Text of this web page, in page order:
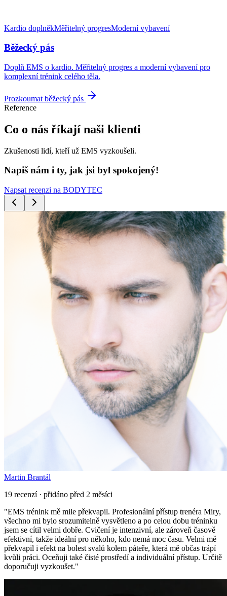
Kardio doplněkMěřitelný progresModerní vybavení
Běžecký pás
Doplň EMS o kardio. Měřitelný progres a moderní vybavení pro
komplexní trénink celého těla.
Prozkoumat běžecký pás
Reference
Co o nás říkají naši klienti
Zkušenosti lidí, kteří už EMS vyzkoušeli.
Napiš nám i ty, jak jsi byl spokojený!
Napsat recenzi na BODYTEC
Martin Brantál
19 recenzí · přidáno před 2 měsíci
"EMS trénink mě mile překvapil. Profesionální přístup trenéra Miry,
všechno mi bylo srozumitelně vysvětleno a po celou dobu tréninku
jsem se cítil velmi dobře. Cvičení je intenzivní, ale zároveň časově
efektivní, takže ideální pro někoho, kdo nemá moc času. Velmi mě
překvapil i efekt na bolest svalů kolem páteře, která mě občas trápí
kvůli práci. Oceňuji také čisté prostředí a individuální přístup. Určitě
doporučuji vyzkoušet."